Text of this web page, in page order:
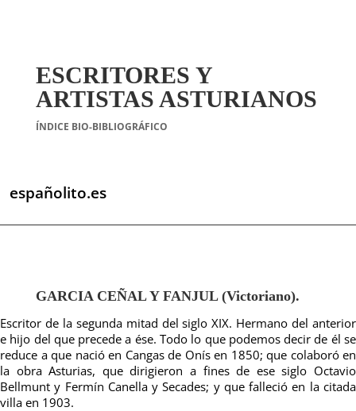
ESCRITORES Y
ARTISTAS ASTURIANOS
ÍNDICE BIO-BIBLIOGRÁFICO
españolito.es
GARCIA CEÑAL Y FANJUL (Victoriano).
Escritor de la segunda mitad del siglo XIX. Hermano del anterior
e hijo del que precede a ése. Todo lo que podemos decir de él se
reduce a que nació en Cangas de Onís en 1850; que colaboró en
la obra Asturias, que dirigieron a fines de ese siglo Octavio
Bellmunt y Fermín Canella y Secades; y que falleció en la citada
villa en 1903.